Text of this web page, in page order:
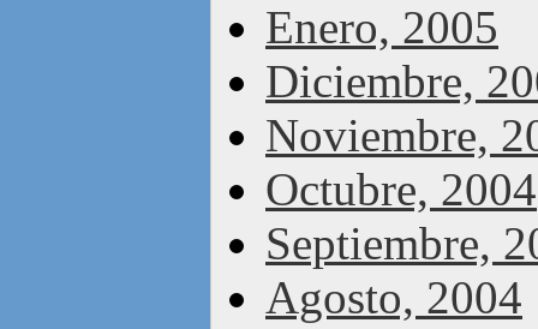
Enero, 2005
Diciembre,
Noviembre,
Octubre, 2004
Septiembre,
Agosto, 2004